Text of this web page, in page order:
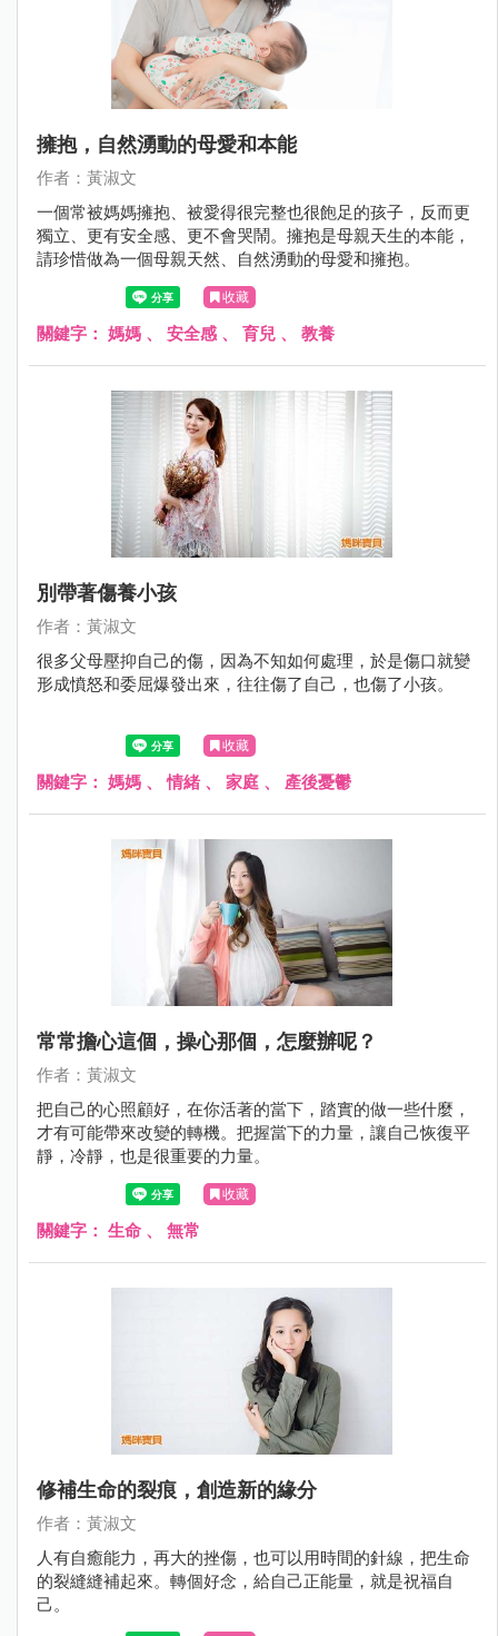
擁抱，自然湧動的母愛和本能
作者：黃淑文
一個常被媽媽擁抱、被愛得很完整也很飽足的孩子，反而更
獨立、更有安全感、更不會哭鬧。擁抱是母親天生的本能，
請珍惜做為一個母親天然、自然湧動的母愛和擁抱。
收藏
關鍵字： 媽媽 、 安全感 、 育兒 、 教養
別帶著傷養小孩
作者：黃淑文
很多父母壓抑自己的傷，因為不知如何處理，於是傷口就變
形成憤怒和委屈爆發出來，往往傷了自己，也傷了小孩。
收藏
關鍵字： 媽媽 、情緒 、 家庭 、 產後憂鬱
常常擔心這個，操心那個，怎麼辦呢？
作者：黃淑文
把自己的心照顧好，在你活著的當下，踏實的做一些什麼，
才有可能帶來改變的轉機。把握當下的力量，讓自己恢復平
靜，冷靜，也是很重要的力量。
收藏
關鍵字： 生命 、 無常
修補生命的裂痕，創造新的緣分
作者：黃淑文
人有自癒能力，再大的挫傷，也可以用時間的針線，把生命
的裂縫縫補起來。轉個好念，給自己正能量，就是祝福自
己。